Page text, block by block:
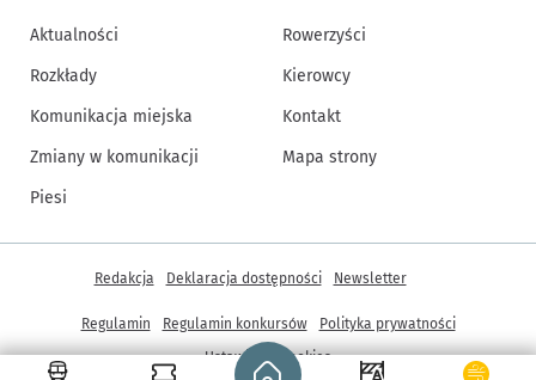
Strona główna - wroclaw.pl
Aktualności
Rozkłady
Komunikacja miejska
Zmiany w komunikacji
Piesi
Rowerzyści
Kierowcy
Kontakt
Mapa strony
Inne informacje
Redakcja Deklaracja dostępności Newsletter
Regulamin Regulamin konkursów
Polityka prywatności
Ustawienia cookies